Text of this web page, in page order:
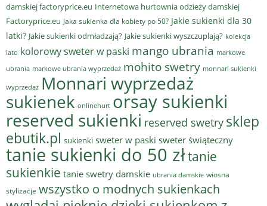
damskiej factoryprice.eu Internetowa hurtownia odzieży damskiej
Factoryprice.eu Jaka sukienka dla kobiety po 50? Jakie sukienki dla 30
latki? Jakie sukienki odmładzają? Jakie sukienki wyszczuplają? kolekcja
lato kolorowy sweter w paski mango ubrania markowe
ubrania markowe ubrania wyprzedaż mohito swetry monnari sukienki
wyprzedaż Monnari wyprzedaż
sukienek onlinehurt orsay sukienki
reserved sukienki reserved swetry sklep
ebutik.pl sukienki sweter w paski sweter świąteczny
tanie sukienki do 50 złtanie
sukienkie tanie swetry damskie ubrania damskie wiosna
stylizacje wszystko o modnych sukienkach